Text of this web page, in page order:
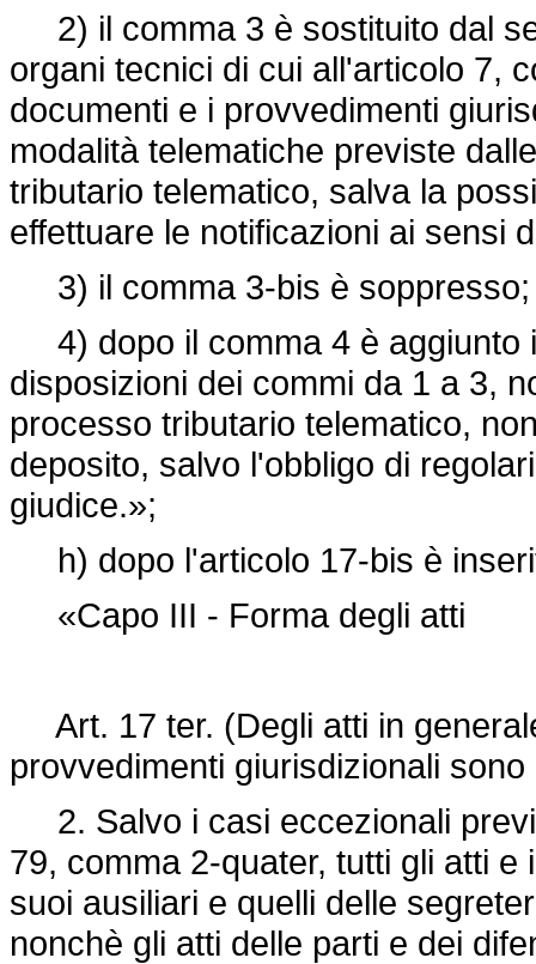
2) il comma 3 è sostituito dal
organi tecnici di cui all'articolo 7,
documenti e i provvedimenti
modalità telematiche previste
tributario telematico, salva la
effettuare le notificazioni ai sensi
3) il comma 3-bis è soppresso;
4) dopo il comma 4 è aggiunto
disposizioni dei commi da 1 a 3,
processo tributario telematico,
deposito, salvo l'obbligo di
giudice.»;
h) dopo l'articolo 17-bis è
«Capo III - Forma degli atti
Art. 17 ter. (Degli atti in
provvedimenti giurisdizionali
2. Salvo i casi eccezionali
79, comma 2-quater, tutti gli atti
suoi ausiliari e quelli delle
nonchè gli atti delle parti e dei